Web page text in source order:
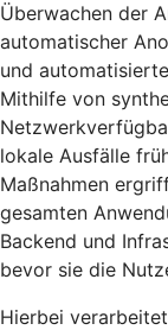
Überwachen der
automatischer
und
Mithilfe von
lokale Ausfälle
Maßnahmen
gesamten
Backend und
bevor sie die
Hierbei